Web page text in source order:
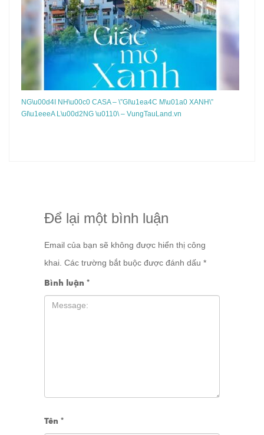
NG\u00d4I NH\u00c0 CASA – \”GI\u1ea4C M\u01a0 XANH\”
GI\u1eeeA L\u00d2NG \u0110\ – VungTauLand.vn
Để lại một bình luận
Email của bạn sẽ không được hiển thị công
khai. Các trường bắt buộc được đánh dấu *
Bình luận *
Tên *